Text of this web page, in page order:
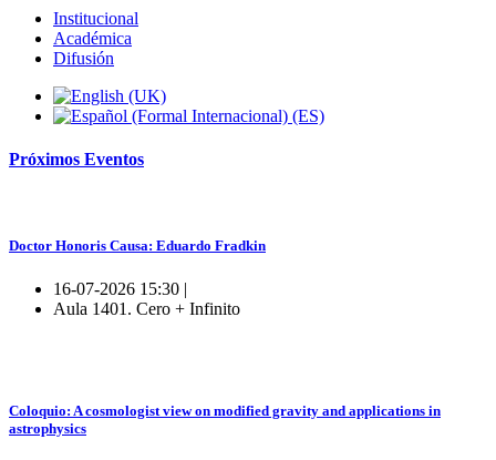
Institucional
Académica
Difusión
Próximos Eventos
Doctor Honoris Causa: Eduardo Fradkin
16-07-2026 15:30 |
Aula 1401. Cero + Infinito
Coloquio: A cosmologist view on modified gravity and applications in
astrophysics